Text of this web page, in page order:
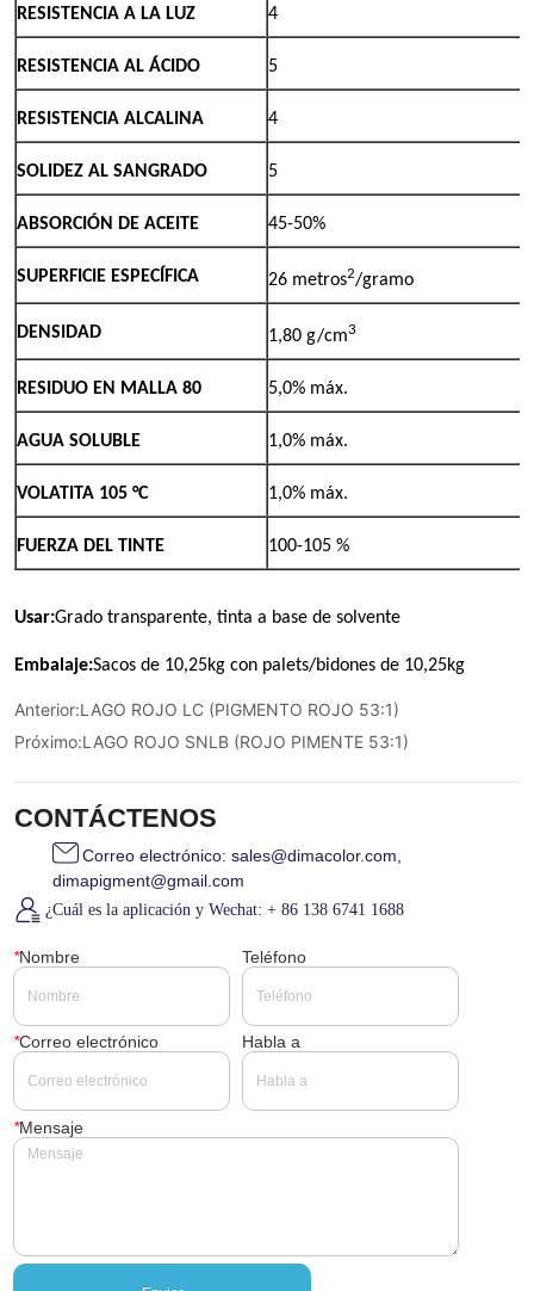
Anterior:LAGO ROJO LC (PIGMENTO ROJO 53:1)
Próximo:LAGO ROJO SNLB (ROJO PIMENTE 53:1)
CONTÁCTENOS
Correo electrónico: sales@dimacolor.com,
dimapigment@gmail.com
¿Cuál es la aplicación y Wechat: + 86 138 6741 1688
*Nombre Teléfono
*Correo electrónico Habla a
*Mensaje